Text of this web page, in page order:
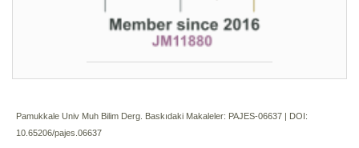
Pamukkale Univ Muh Bilim Derg. Baskıdaki Makaleler: PAJES-06637 | DOI:
10.65206/pajes.06637